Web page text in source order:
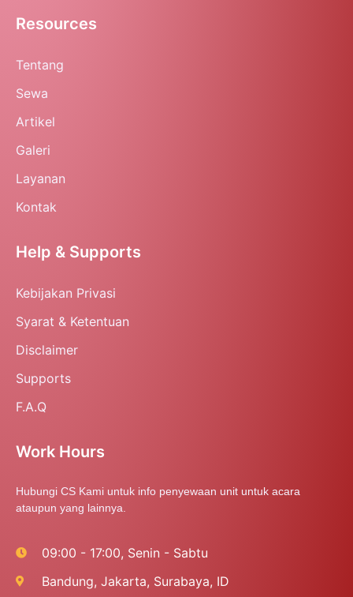
Resources
Tentang
Sewa
Artikel
Galeri
Layanan
Kontak
Help & Supports
Kebijakan Privasi
Syarat & Ketentuan
Disclaimer
Supports
F.A.Q
Work Hours
Hubungi CS Kami untuk info penyewaan unit untuk acara
ataupun yang lainnya.
09:00 - 17:00, Senin - Sabtu
Bandung, Jakarta, Surabaya, ID